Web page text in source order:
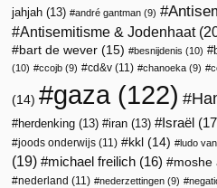
jahjah (13) andré gantman (9)
Antisemitisme & Jodenhaat
bart de wever (15) besnijdenis (10)
(10)
ccojb (9) cd&v (11) chanoeka (9)
(14) gaza(122)
herdenking (13) iran (13) Israël
joods onderwijs (11) kkl (14) ludo
(19)
michael freilich (16) moshe
nederland (11) nederzettingen (9)